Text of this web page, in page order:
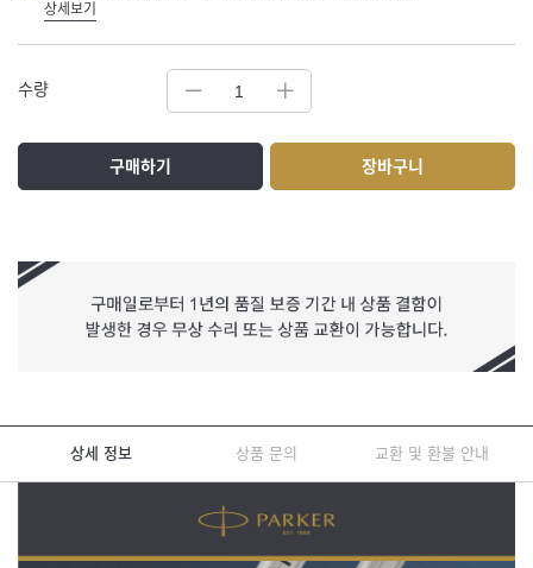
상세보기
수량
구매하기 장바구니
상세 정보 상품 문의 교환 및 환불 안내